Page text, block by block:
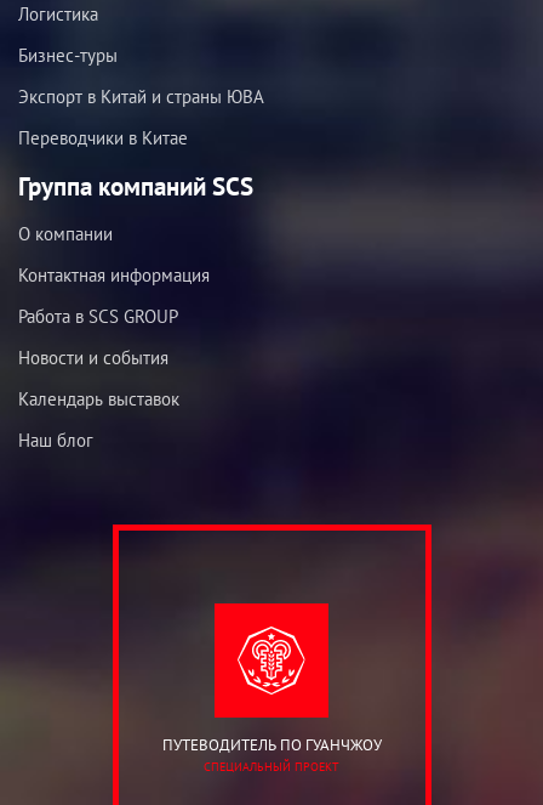
Логистика
Бизнес-туры
Экспорт в Китай и страны ЮВА
Переводчики в Китае
Группа компаний SCS
О компании
Контактная информация
Работа в SCS GROUP
Новости и события
Календарь выставок
Наш блог
ПУТЕВОДИТЕЛЬ ПО ГУАНЧЖОУ
СПЕЦИАЛЬНЫЙ ПРОЕКТ